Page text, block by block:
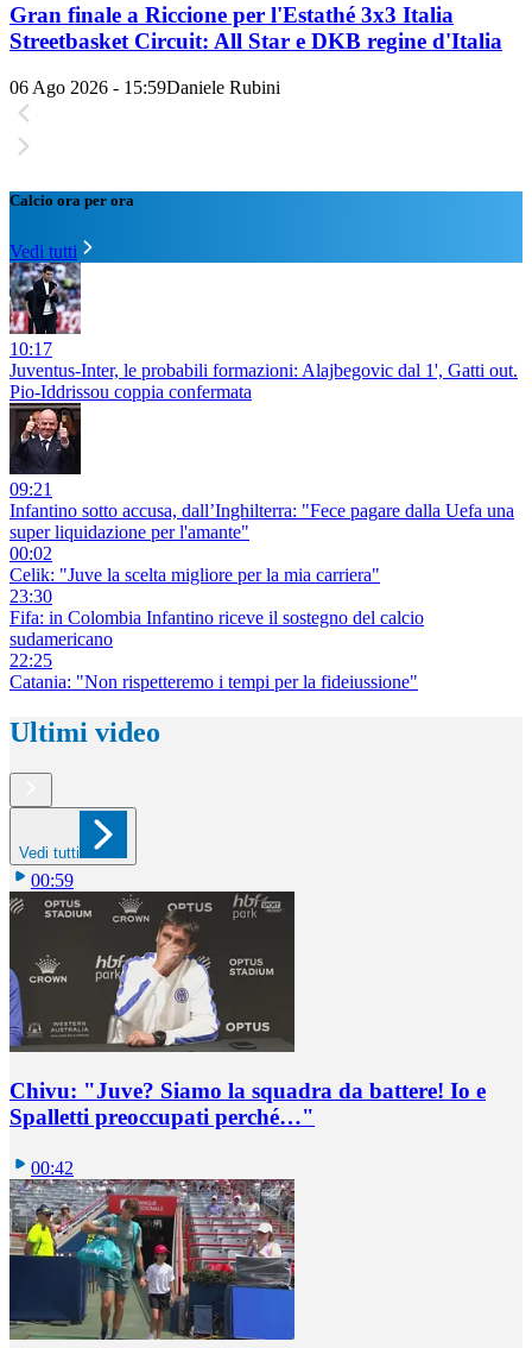
Gran finale a Riccione per l'Estathé 3x3 Italia
Streetbasket Circuit: All Star e DKB regine d'Italia
06 Ago 2026 - 15:59Daniele Rubini
Calcio ora per ora
Vedi tutti
10:17
Juventus-Inter, le probabili formazioni: Alajbegovic dal 1', Gatti out.
Pio-Iddrissou coppia confermata
09:21
Infantino sotto accusa, dall’Inghilterra: "Fece pagare dalla Uefa una
super liquidazione per l'amante"
00:02
Celik: "Juve la scelta migliore per la mia carriera"
23:30
Fifa: in Colombia Infantino riceve il sostegno del calcio
sudamericano
22:25
Catania: "Non rispetteremo i tempi per la fideiussione"
Ultimi video
Vedi tutti
00:59
Chivu: "Juve? Siamo la squadra da battere! Io e
Spalletti preoccupati perché…"
00:42